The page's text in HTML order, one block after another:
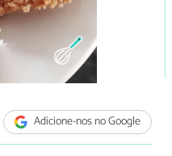
Adicione-nos no Google